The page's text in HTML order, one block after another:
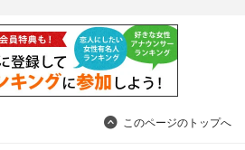
このページのトップへ